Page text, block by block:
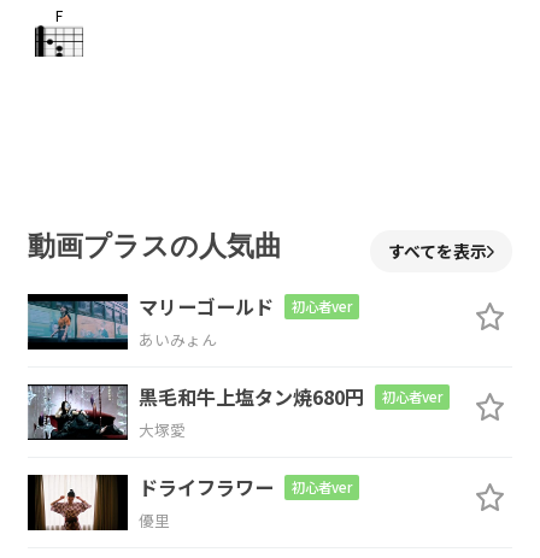
F
Am
この手伸ばせば
届きそう な夢が
Am
動画プラスの人気曲 すべてを表示
マリーゴールド 初心者ver
あいみょん
黒毛和牛上塩タン焼680円 初心者ver
大塚愛
ドライフラワー 初心者ver
優里